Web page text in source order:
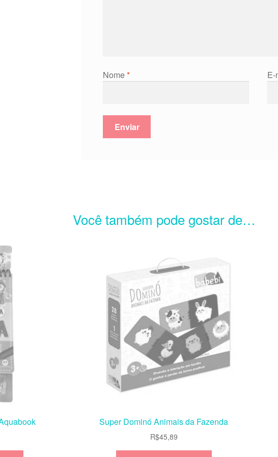
Nome* E-
Você também pode gostar de…
Super Dominó Animais da Fazenda
R$45,89